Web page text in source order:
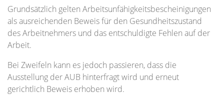
Grundsätzlich gelten Arbeitsunfähigkeitsbescheinigungen
als ausreichenden Beweis für den Gesundheitszustand
des Arbeitnehmers und das entschuldigte Fehlen auf der
Arbeit.
Bei Zweifeln kann es jedoch passieren, dass die
Ausstellung der AUB hinterfragt wird und erneut
gerichtlich Beweis erhoben wird.